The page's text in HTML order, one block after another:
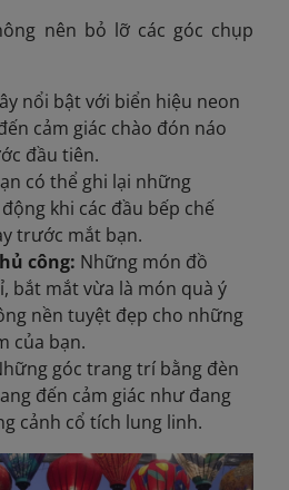
nên bỏ lỡ các góc chụp
nổi bật với biển hiệu neon
cảm giác chào đón náo
đầu tiên.
có thể ghi lại những
khi các đầu bếp chế
trước mắt bạn.
công: Những món đồ
bắt mắt vừa là món quà ý
nền tuyệt đẹp cho những
của bạn.
góc trang trí bằng đèn
đến cảm giác như đang
cảnh cổ tích lung linh.